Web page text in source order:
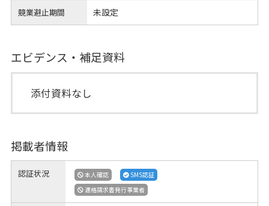
競業避止期間 未設定
エビデンス・補足資料
添付資料なし
掲載者情報
認証状況 本人確認
SMS認証
適格請求書発行事業者